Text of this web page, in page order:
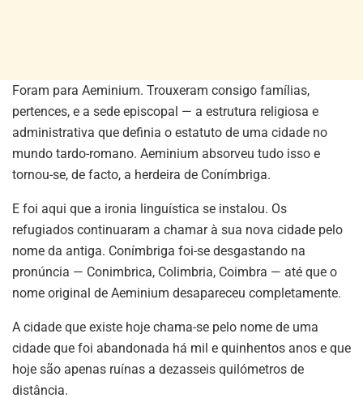
Foram para Aeminium. Trouxeram consigo famílias,
pertences, e a sede episcopal — a estrutura religiosa e
administrativa que definia o estatuto de uma cidade no
mundo tardo-romano. Aeminium absorveu tudo isso e
tornou-se, de facto, a herdeira de Conímbriga.
E foi aqui que a ironia linguística se instalou. Os
refugiados continuaram a chamar à sua nova cidade pelo
nome da antiga. Conímbriga foi-se desgastando na
pronúncia — Conimbrica, Colimbria, Coimbra — até que o
nome original de Aeminium desapareceu completamente.
A cidade que existe hoje chama-se pelo nome de uma
cidade que foi abandonada há mil e quinhentos anos e que
hoje são apenas ruínas a dezasseis quilómetros de
distância.